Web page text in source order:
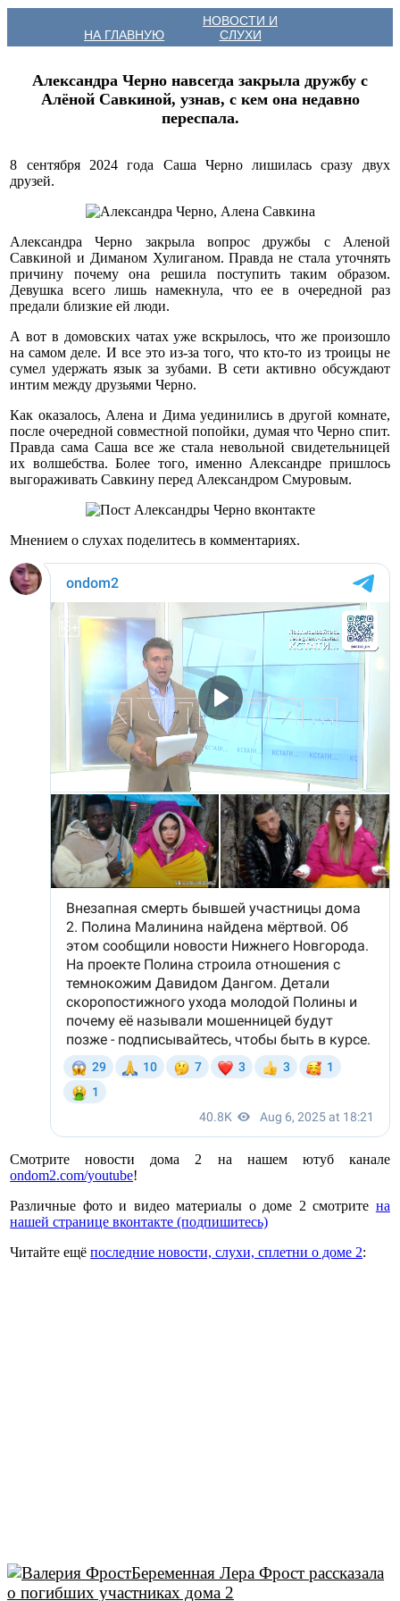
НА ГЛАВНУЮ
НОВОСТИ И
СЛУХИ
Александра Черно навсегда закрыла дружбу с
Алёной Савкиной, узнав, с кем она недавно
переспала.
8 сентября 2024 года Саша Черно лишилась сразу двух
друзей.
Александра Черно закрыла вопрос дружбы с Аленой
Савкиной и Диманом Хулиганом. Правда не стала уточнять
причину почему она решила поступить таким образом.
Девушка всего лишь намекнула, что ее в очередной раз
предали близкие ей люди.
А вот в домовских чатах уже вскрылось, что же произошло
на самом деле. И все это из-за того, что кто-то из троицы не
сумел удержать язык за зубами. В сети активно обсуждают
интим между друзьями Черно.
Как оказалось, Алена и Дима уединились в другой комнате,
после очередной совместной попойки, думая что Черно спит.
Правда сама Саша все же стала невольной свидетельницей
их волшебства. Более того, именно Александре пришлось
выгораживать Савкину перед Александром Смуровым.
Мнением о слухах поделитесь в комментариях.
Смотрите новости дома 2 на нашем ютуб канале
ondom2.com/youtube!
Различные фото и видео материалы о доме 2 смотрите на
нашей странице вконтакте (подпишитесь)
Читайте ещёпоследние новости, слухи, сплетни о доме 2:
Беременная Лера Фрост рассказала
о погибших участниках дома 2